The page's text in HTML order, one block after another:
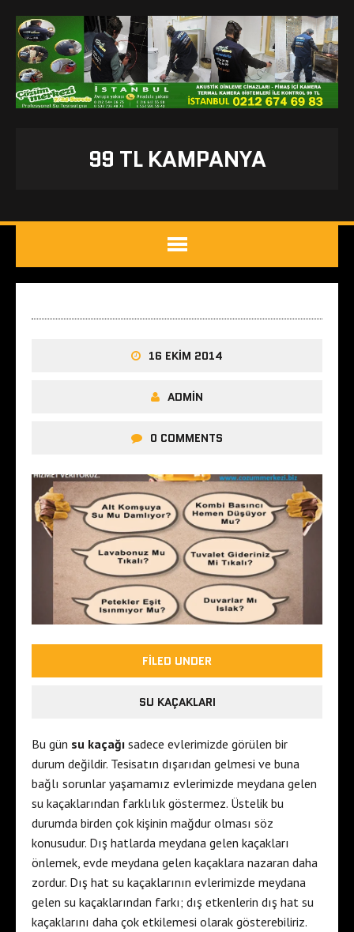
99 TL KAMPANYA
16 EKIM 2014
ADMIN
0 COMMENTS
FILED UNDER
SU KAÇAKLARI
Bu gün su kaçağı sadece evlerimizde görülen bir
durum değildir. Tesisatın dışarıdan gelmesi ve buna
bağlı sorunlar yaşamamız evlerimizde meydana gelen
su kaçaklarından farklılık göstermez. Üstelik bu
durumda birden çok kişinin mağdur olması söz
konusudur. Dış hatlarda meydana gelen kaçakları
önlemek, evde meydana gelen kaçaklara nazaran daha
zordur. Dış hat su kaçaklarının evlerimizde meydana
gelen su kaçaklarından farkı; dış etkenlerin dış hat su
kaçaklarını daha çok etkilemesi olarak gösterebiliriz.